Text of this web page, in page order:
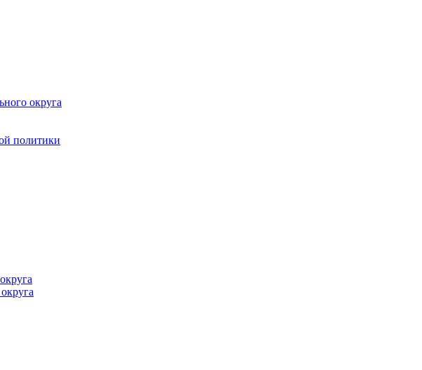
округа
политики